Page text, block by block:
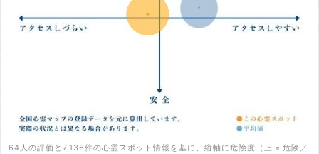
64人の評価と7,136件の心霊スポット情報を基に、縦軸に危険度（上 = 危険／